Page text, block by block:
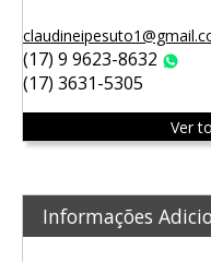
(17) 9 9623-8632
(17) 3631-5305
Ver
Informações